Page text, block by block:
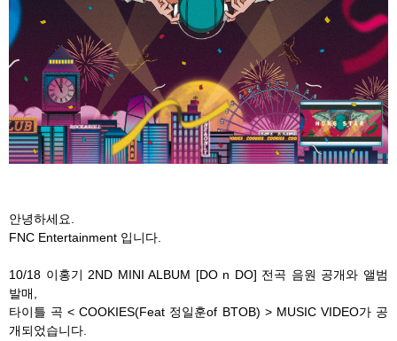
안녕하세요.
FNC Entertainment 입니다.
10/18 이홍기 2ND MINI ALBUM [DO n DO] 전곡 음원 공개와 앨범
발매,
타이틀 곡 < COOKIES(Feat 정일훈of BTOB) > MUSIC VIDEO가 공
개되었습니다.